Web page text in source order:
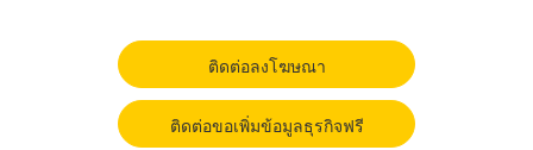
ติดต่อลงโฆษณา
ติดต่อขอเพิ่มข้อมูลธุรกิจฟรี